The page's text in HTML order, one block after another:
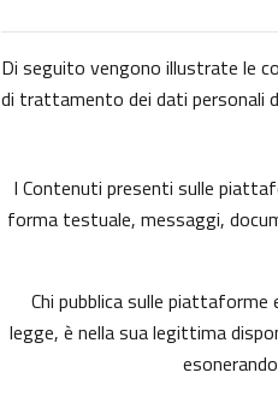
Di seguito vengono illustrate le
di trattamento dei dati personali
I Contenuti presenti sulle
forma testuale, messaggi,
Chi pubblica sulle
legge, è nella sua legittima